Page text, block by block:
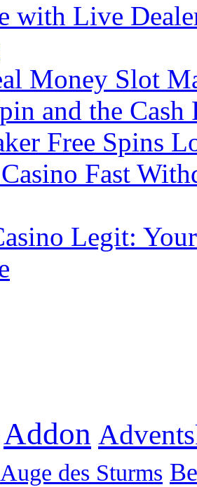
with Live
Money Slot
and the Cash
Free Spins
Fast
Legit:
Addon
Auge des Sturms